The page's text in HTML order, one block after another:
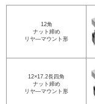
12角
ナット締め
リヤ―マウント形
12×17.2長四角
ナット締め
リヤ―マウント形